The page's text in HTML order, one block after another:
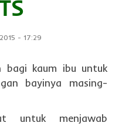
- 17:29
untuk menjawab